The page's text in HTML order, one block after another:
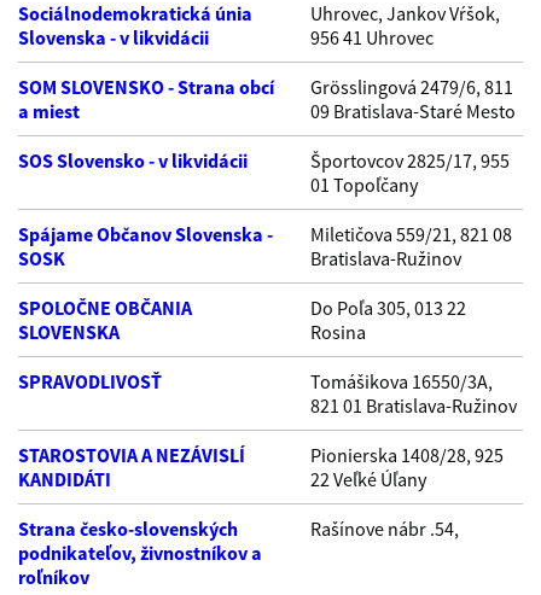
Sociálnodemokratická únia
Slovenska - v likvidácii
Uhrovec, Jankov Vŕšok,
956 41 Uhrovec
SOM SLOVENSKO - Strana obcí
a miest
Grösslingová 2479/6, 811
09 Bratislava-Staré Mesto
SOS Slovensko - v likvidácii
Športovcov 2825/17, 955
01 Topoľčany
Spájame Občanov Slovenska -
SOSK
Miletičova 559/21, 821 08
Bratislava-Ružinov
SPOLOČNE OBČANIA
SLOVENSKA
Do Poľa 305, 013 22
Rosina
SPRAVODLIVOSŤ
Tomášikova 16550/3A,
821 01 Bratislava-Ružinov
STAROSTOVIA A NEZÁVISLÍ
KANDIDÁTI
Pionierska 1408/28, 925
22 Veľké Úľany
Strana česko-slovenských
podnikateľov, živnostníkov a
roľníkov
Rašínove nábr .54,